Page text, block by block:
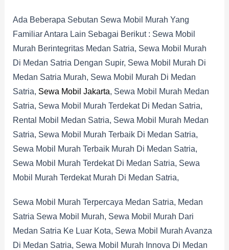
Ada Beberapa Sebutan Sewa Mobil Murah Yang
Familiar Antara Lain Sebagai Berikut : Sewa Mobil
Murah Berintegritas Medan Satria, Sewa Mobil Murah
Di Medan Satria Dengan Supir, Sewa Mobil Murah Di
Medan Satria Murah, Sewa Mobil Murah Di Medan
Satria, Sewa Mobil Jakarta, Sewa Mobil Murah Medan
Satria, Sewa Mobil Murah Terdekat Di Medan Satria,
Rental Mobil Medan Satria, Sewa Mobil Murah Medan
Satria, Sewa Mobil Murah Terbaik Di Medan Satria,
Sewa Mobil Murah Terbaik Murah Di Medan Satria,
Sewa Mobil Murah Terdekat Di Medan Satria, Sewa
Mobil Murah Terdekat Murah Di Medan Satria,
Sewa Mobil Murah Terpercaya Medan Satria, Medan
Satria Sewa Mobil Murah, Sewa Mobil Murah Dari
Medan Satria Ke Luar Kota, Sewa Mobil Murah Avanza
Di Medan Satria, Sewa Mobil Murah Innova Di Medan